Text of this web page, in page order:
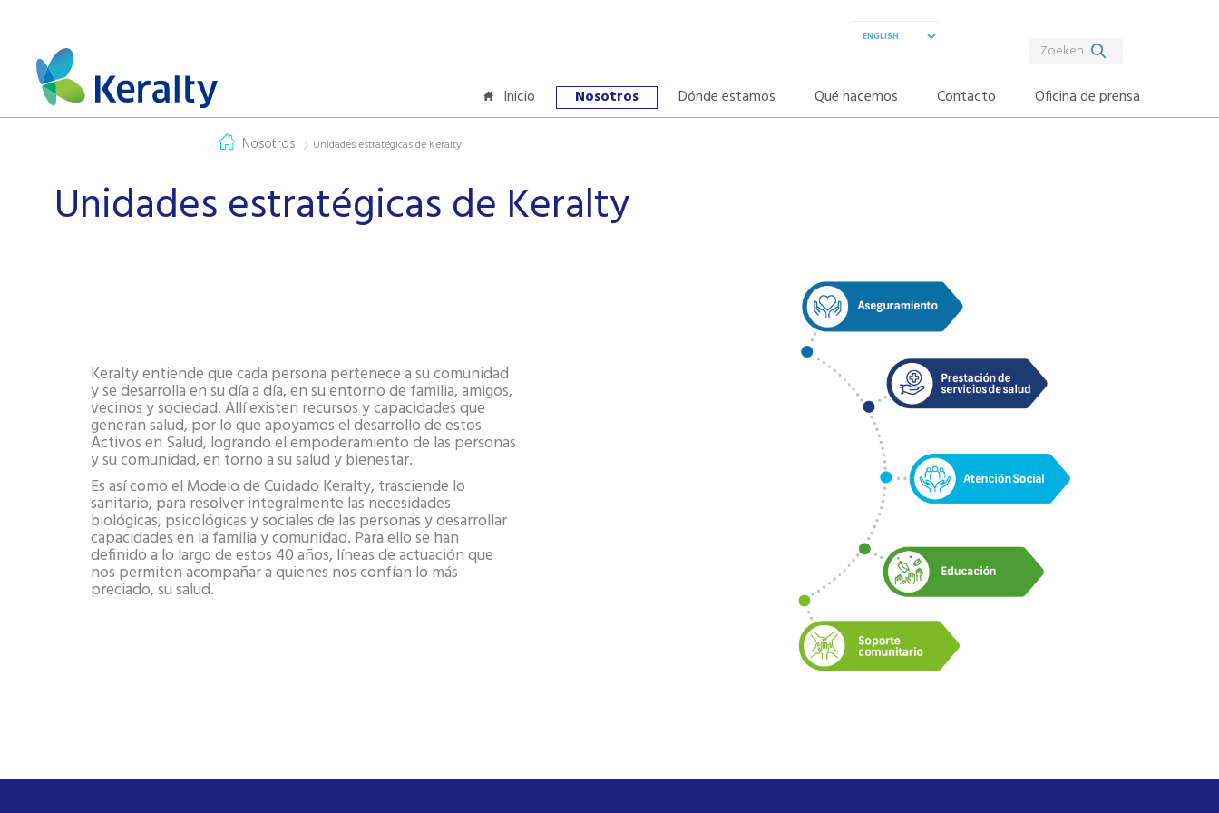
Inicio Nosotros Dónde estamos Qué hacemos Contacto Oficina de prensa
Nosotros Unidades estratégicas de Keralty
Unidades estratégicas de Keralty
Keralty entiende que cada persona pertenece a su comunidad
y se desarrolla en su día a día, en su entorno de familia, amigos,
vecinos y sociedad. Allí existen recursos y capacidades que
generan salud, por lo que apoyamos el desarrollo de estos
Activos en Salud, logrando el empoderamiento de las personas
y su comunidad, en torno a su salud y bienestar.
Es así como el Modelo de Cuidado Keralty, trasciende lo
sanitario, para resolver integralmente las necesidades
biológicas, psicológicas y sociales de las personas y desarrollar
capacidades en la familia y comunidad. Para ello se han
definido a lo largo de estos 40 años, líneas de actuación que
nos permiten acompañar a quienes nos confían lo más
preciado, su salud.